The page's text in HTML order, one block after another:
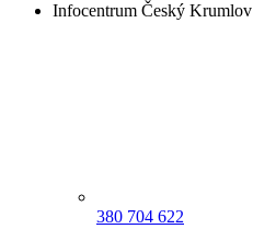
Infocentrum Český Krumlov
380 704 622